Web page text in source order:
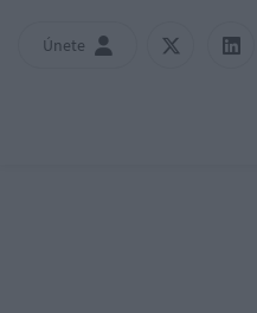
Únete